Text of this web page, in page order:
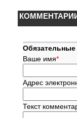
Обязательные
Ваше имя*
Адрес
Текст